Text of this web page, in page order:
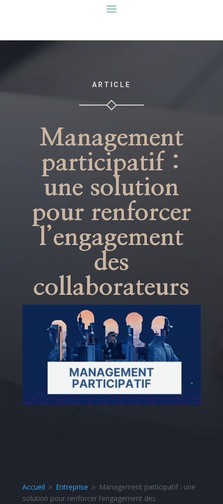
ARTICLE
Management
participatif :
une solution
pour renforcer
l’engagement
des
collaborateurs
Accueil 9 Entreprise 9
Management participatif : une
solution pour renforcer l’engagement des